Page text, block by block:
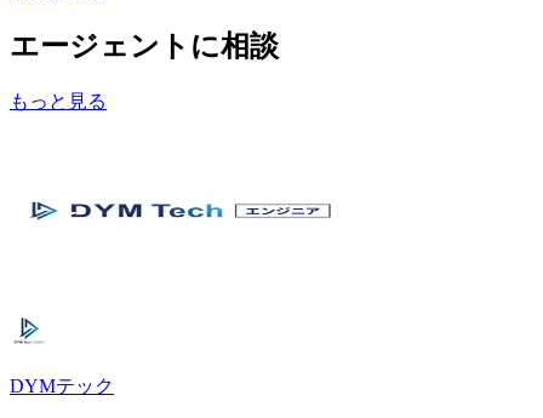
エージェントに相談
もっと見る
DYMテック